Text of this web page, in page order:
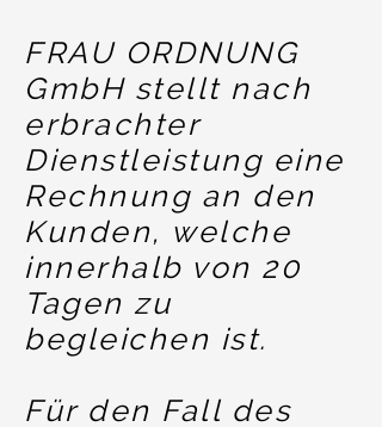
FRAU ORDNUNG
GmbH stellt nach
erbrachter
Dienstleistung eine
Rechnung an den
Kunden, welche
innerhalb von 20
Tagen zu
begleichen ist.
Für den Fall des